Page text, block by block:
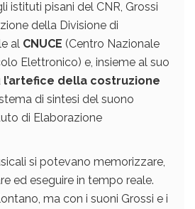
istituti pisani del CNR, Grossi
della Divisione di
al CNUCE (Centro Nazionale
Elettronico) e, insieme al suo
l’artefice della costruzione
di sintesi del suono
di Elaborazione
si potevano memorizzare,
ed eseguire in tempo reale.
ma con i suoni Grossi e i